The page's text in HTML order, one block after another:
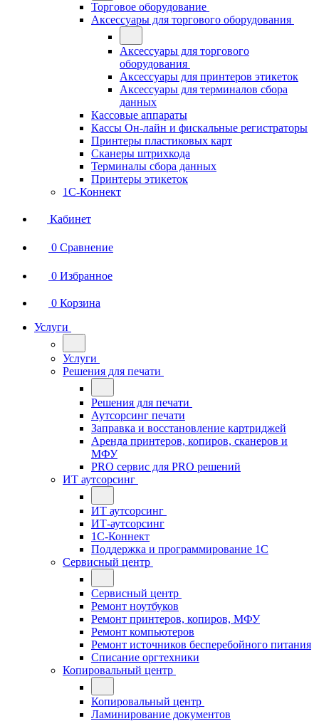
Торговое оборудование
Аксессуары для торгового оборудования
Аксессуары для торгового
оборудования
Аксессуары для принтеров этикеток
Аксессуары для терминалов сбора
данных
Кассовые аппараты
Кассы Он-лайн и фискальные регистраторы
Принтеры пластиковых карт
Сканеры штрихкода
Терминалы сбора данных
Принтеры этикеток
1С-Коннект
Кабинет
0 Сравнение
0 Избранное
0 Корзина
Услуги
Услуги
Решения для печати
Решения для печати
Аутсорсинг печати
Заправка и восстановление картриджей
Аренда принтеров, копиров, сканеров и
МФУ
PRO сервис для PRO решений
ИТ аутсорсинг
ИТ аутсорсинг
ИТ-аутсорсинг
1С-Коннект
Поддержка и программирование 1С
Сервисный центр
Сервисный центр
Ремонт ноутбуков
Ремонт принтеров, копиров, МФУ
Ремонт компьютеров
Ремонт источников бесперебойного питания
Списание оргтехники
Копировальный центр
Копировальный центр
Ламинирование документов